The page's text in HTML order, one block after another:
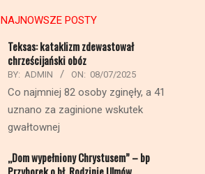
NAJNOWSZE POSTY
Teksas: kataklizm zdewastował
chrześcijański obóz
BY: ADMIN ON: 08/07/2025
Co najmniej 82 osoby zginęły, a 41
uznano za zaginione wskutek
gwałtownej
„Dom wypełniony Chrystusem” – bp